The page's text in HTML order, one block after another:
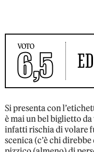
VOTO
6,5
Si presenta con
è mai un bel biglietto
infatti rischia di volare
scenica (c’è chi